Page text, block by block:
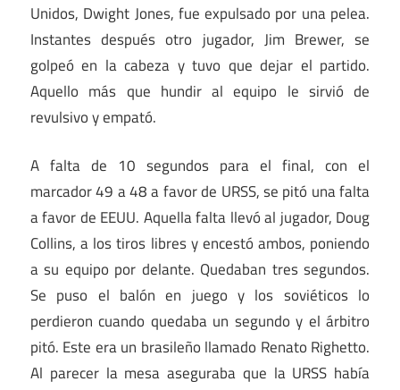
Unidos, Dwight Jones, fue expulsado por una pelea.
Instantes después otro jugador, Jim Brewer, se
golpeó en la cabeza y tuvo que dejar el partido.
Aquello más que hundir al equipo le sirvió de
revulsivo y empató.
A falta de 10 segundos para el final, con el
marcador 49 a 48 a favor de URSS, se pitó una falta
a favor de EEUU. Aquella falta llevó al jugador, Doug
Collins, a los tiros libres y encestó ambos, poniendo
a su equipo por delante. Quedaban tres segundos.
Se puso el balón en juego y los soviéticos lo
perdieron cuando quedaba un segundo y el árbitro
pitó. Este era un brasileño llamado Renato Righetto.
Al parecer la mesa aseguraba que la URSS había